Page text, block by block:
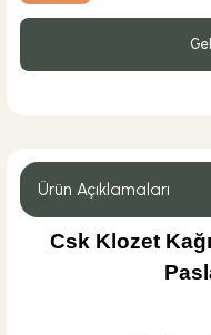
Ürün Açıklamaları
Csk Klozet